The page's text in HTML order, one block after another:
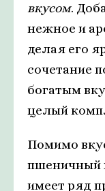
вкусом.
нежное и
делая его
сочетание
богатым
целый
Помимо
пшеничный
имеет ряд